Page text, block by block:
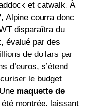
et catwalk. À
, Alpine courra donc
disparaîtra du
évalué par des
de dollars par
d’euros, s’étend
le budget
maquette de
montrée, laissant